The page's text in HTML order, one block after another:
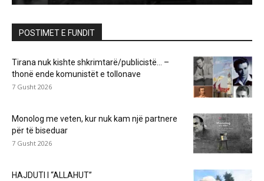
POSTIMET E FUNDIT
Tirana nuk kishte shkrimtarë/publicistë… –
thonë ende komunistët e tollonave
7 Gusht 2026
Monolog me veten, kur nuk kam një partnere
për të biseduar
7 Gusht 2026
HAJDUTI I “ALLAHUT”